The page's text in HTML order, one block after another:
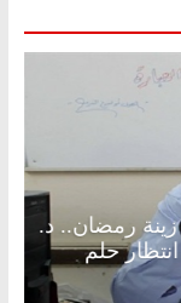
زينة رمضان.. د.
حلم